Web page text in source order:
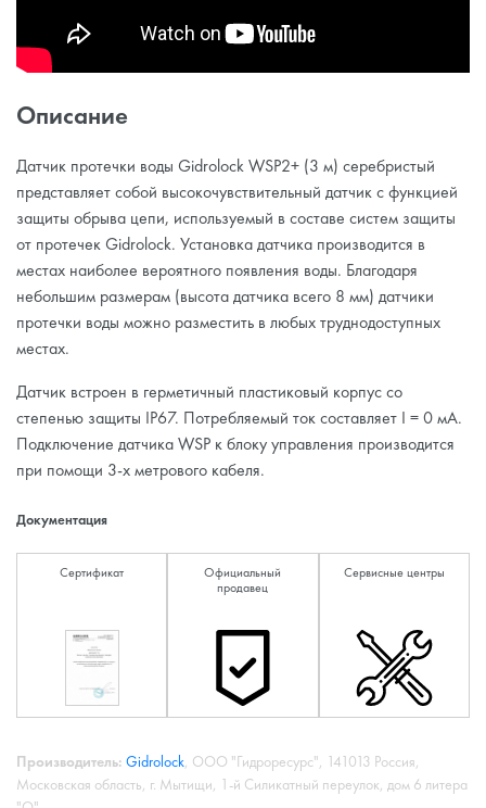
Описание
Датчик протечки воды Gidrolock WSP2+ (3 м) серебристый
представляет собой высокочувствительный датчик с функцией
защиты обрыва цепи, используемый в составе систем защиты
от протечек Gidrolock. Установка датчика производится в
местах наиболее вероятного появления воды. Благодаря
небольшим размерам (высота датчика всего 8 мм) датчики
протечки воды можно разместить в любых труднодоступных
местах.
Датчик встроен в герметичный пластиковый корпус со
степенью защиты IP67. Потребляемый ток составляет I = 0 мА.
Подключение датчика WSP к блоку управления производится
при помощи 3-х метрового кабеля.
Документация
Сертификат
Официальный
продавец
Сервисные центры
Производитель: Gidrolock, ООО "Гидроресурс", 141013 Россия,
Московская область, г. Мытищи, 1-й Силикатный переулок, дом 6 литера